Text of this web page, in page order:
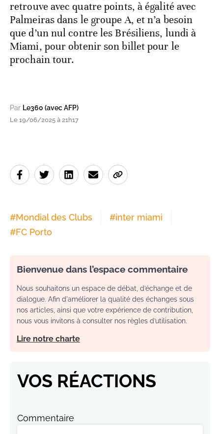
retrouve avec quatre points, à égalité avec
Palmeiras dans le groupe A, et n’a besoin
que d’un nul contre les Brésiliens, lundi à
Miami, pour obtenir son billet pour le
prochain tour.
Par Le360 (avec AFP)
Le 19/06/2025 à 21h17
#Mondial des Clubs #inter miami
#FC Porto
Bienvenue dans l’espace commentaire
Nous souhaitons un espace de débat, d’échange et de
dialogue. Afin d'améliorer la qualité des échanges sous
nos articles, ainsi que votre expérience de contribution,
nous vous invitons à consulter nos règles d’utilisation.
Lire notre charte
VOS RÉACTIONS
Commentaire